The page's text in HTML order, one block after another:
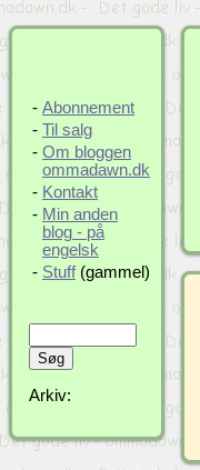
- Abonnement
- Til salg
- Om bloggen
ommadawn.dk
- Kontakt
- Min anden
blog - på
engelsk
- Stuff(gammel)
Arkiv: